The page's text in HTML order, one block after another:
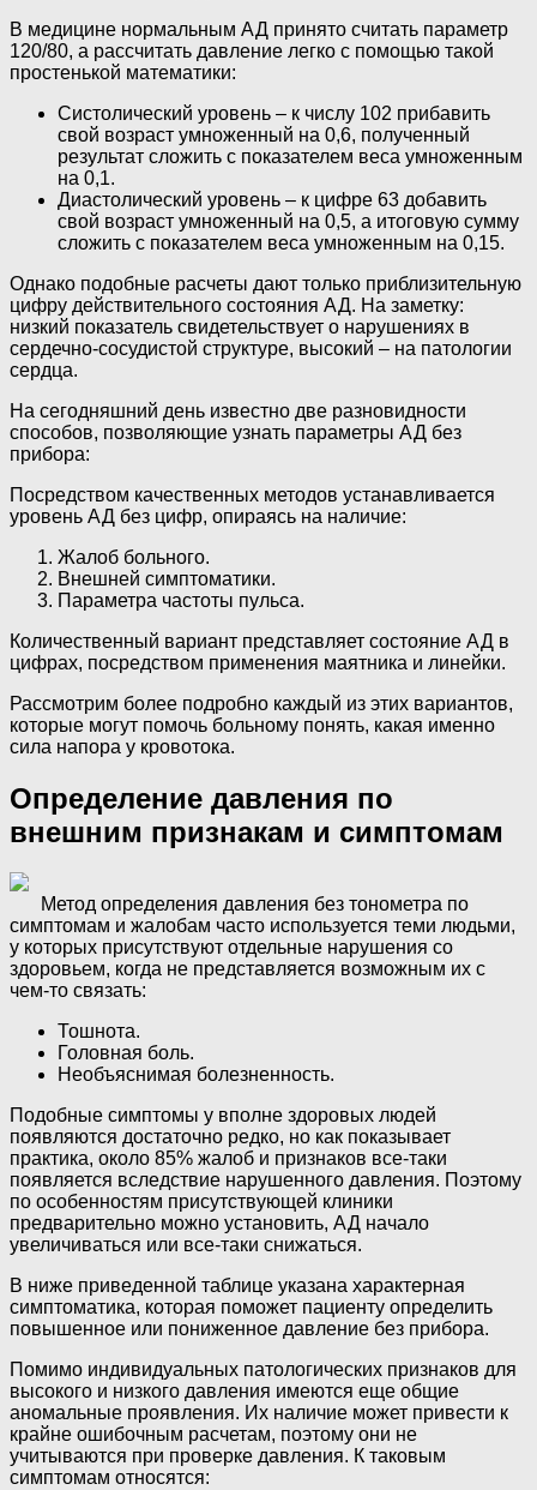
В медицине нормальным АД принято считать параметр
120/80, а рассчитать давление легко с помощью такой
простенькой математики:
Систолический уровень – к числу 102 прибавить
свой возраст умноженный на 0,6, полученный
результат сложить с показателем веса умноженным
на 0,1.
Диастолический уровень – к цифре 63 добавить
свой возраст умноженный на 0,5, а итоговую сумму
сложить с показателем веса умноженным на 0,15.
Однако подобные расчеты дают только приблизительную
цифру действительного состояния АД. На заметку:
низкий показатель свидетельствует о нарушениях в
сердечно-сосудистой структуре, высокий – на патологии
сердца.
На сегодняшний день известно две разновидности
способов, позволяющие узнать параметры АД без
прибора:
Посредством качественных методов устанавливается
уровень АД без цифр, опираясь на наличие:
Жалоб больного.
Внешней симптоматики.
Параметра частоты пульса.
Количественный вариант представляет состояние АД в
цифрах, посредством применения маятника и линейки.
Рассмотрим более подробно каждый из этих вариантов,
которые могут помочь больному понять, какая именно
сила напора у кровотока.
Определение давления по
внешним признакам и симптомам
Метод определения давления без тонометра по
симптомам и жалобам часто используется теми людьми,
у которых присутствуют отдельные нарушения со
здоровьем, когда не представляется возможным их с
чем-то связать:
Тошнота.
Головная боль.
Необъяснимая болезненность.
Подобные симптомы у вполне здоровых людей
появляются достаточно редко, но как показывает
практика, около 85% жалоб и признаков все-таки
появляется вследствие нарушенного давления. Поэтому
по особенностям присутствующей клиники
предварительно можно установить, АД начало
увеличиваться или все-таки снижаться.
В ниже приведенной таблице указана характерная
симптоматика, которая поможет пациенту определить
повышенное или пониженное давление без прибора.
Помимо индивидуальных патологических признаков для
высокого и низкого давления имеются еще общие
аномальные проявления. Их наличие может привести к
крайне ошибочным расчетам, поэтому они не
учитываются при проверке давления. К таковым
симптомам относятся: